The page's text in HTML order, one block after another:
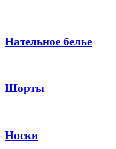
Нательное белье
Шорты
Носки